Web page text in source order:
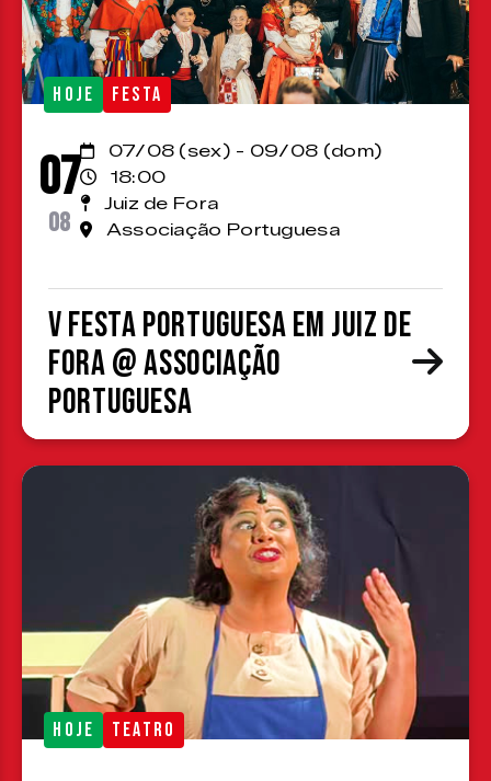
HOJE FESTA
07
08
07/08 (sex) - 09/08 (dom)
18:00
Juiz de Fora
Associação Portuguesa
V Festa Portuguesa em Juiz de
Fora @ Associação
Portuguesa
HOJE TEATRO